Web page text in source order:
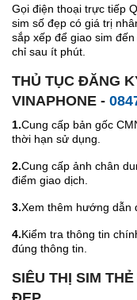
Gọi điện thoại trực tiếp
sim số đẹp có giá trị
sắp xếp để giao sim
chỉ sau ít phút.
THỦ TỤC ĐĂNG
VINAPHONE -
1.Cung cấp bản gốc
thời hạn sử dụng.
2.Cung cấp ảnh chân
điểm giao dịch.
3.Xem thêm hướng dẫn
4.Kiểm tra thông tin
đúng thông tin.
SIÊU THỊ SIM